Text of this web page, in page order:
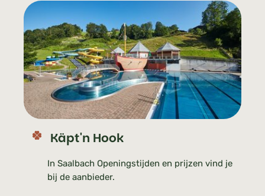
Käpt'n Hook
In Saalbach Openingstijden en prijzen vind je
bij de aanbieder.